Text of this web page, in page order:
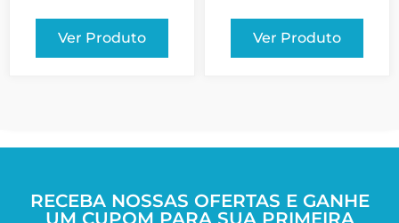
Ver Produto Ver Produto
RECEBA NOSSAS OFERTAS E GANHE
UM CUPOM PARA SUA PRIMEIRA